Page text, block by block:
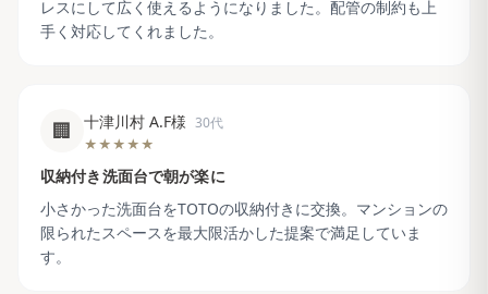
レスにして広く使えるようになりました。配管の制約も上
手く対応してくれました。
🏢 十津川村 A.F様 30代
★★★★★
収納付き洗面台で朝が楽に
小さかった洗面台をTOTOの収納付きに交換。マンションの
限られたスペースを最大限活かした提案で満足していま
す。